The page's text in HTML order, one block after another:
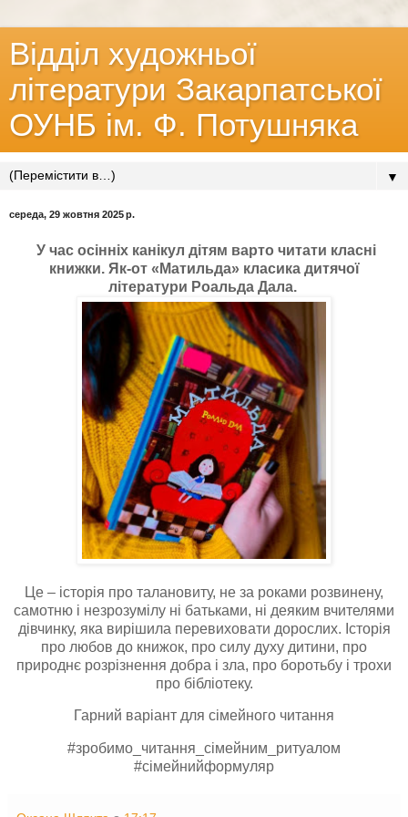
Відділ художньої
літератури Закарпатської
ОУНБ ім. Ф. Потушняка
▼
середа, 29 жовтня 2025 р.
У час осінніх канікул дітям варто читати класні
книжки. Як-от «Матильда» класика дитячої
літератури Роальда Дала.
Це – історія про талановиту, не за роками розвинену,
самотню і незрозумілу ні батьками, ні деяким вчителями
дівчинку, яка вирішила перевиховати дорослих. Історія
про любов до книжок, про силу духу дитини, про
природнє розрізнення добра і зла, про боротьбу і трохи
про бібліотеку.
Гарний варіант для сімейного читання
#зробимо_читання_сімейним_ритуалом
#сімейнийформуляр